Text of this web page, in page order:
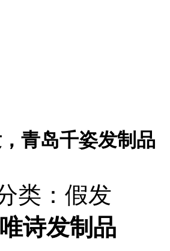
青岛千姿发制品
类：假发
诗发制品